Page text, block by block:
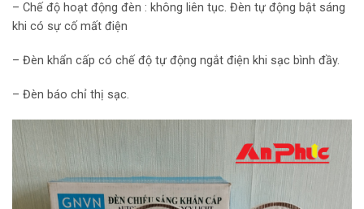
– Chế độ hoạt động đèn : không liên tục. Đèn tự động bật sáng
khi có sự cố mất điện
– Đèn khẩn cấp có chế độ tự động ngắt điện khi sạc bình đầy.
– Đèn báo chỉ thị sạc.